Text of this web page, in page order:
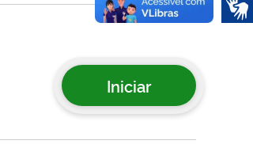
Iniciar